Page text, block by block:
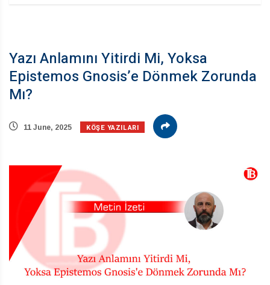
Yazı Anlamını Yitirdi Mi, Yoksa
Epistemos Gnosis’e Dönmek Zorunda
Mı?
11 June, 2025 KÖŞE YAZILARI